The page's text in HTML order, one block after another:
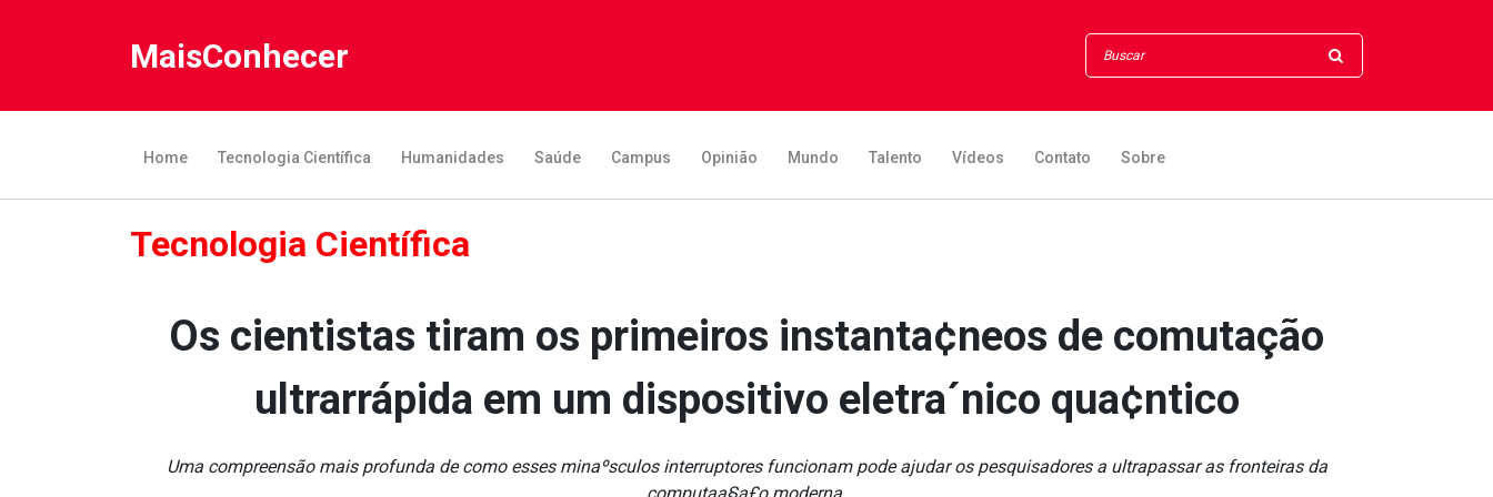
MaisConhecer
Home Tecnologia Científica Humanidades Saúde Campus Opinião Mundo Talento Vídeos Contato Sobre
Tecnologia Científica
Os cientistas tiram os primeiros instanta¢neos de comutação
ultrarrápida em um dispositivo eletra´nico qua¢ntico
Uma compreensão mais profunda de como esses minaºsculos interruptores funcionam pode ajudar os pesquisadores a ultrapassar as fronteiras da